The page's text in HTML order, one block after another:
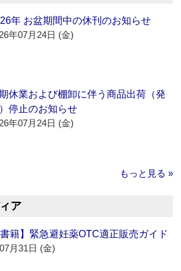
年 お盆期間中の休刊のお知らせ
年07月24日 (金)
休業および棚卸に伴う商品出荷（発
停止のお知らせ
年07月24日 (金)
もっと見る »
ア
書籍】緊急避妊薬OTC適正販売ガイド
月31日 (金)